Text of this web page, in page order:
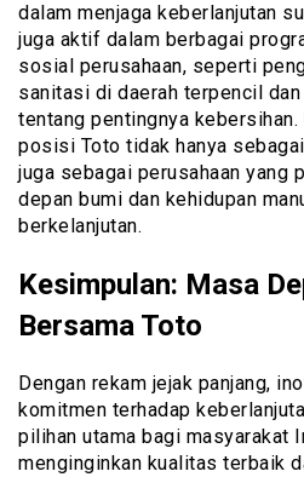
dalam menjaga keberlanjutan
juga aktif dalam berbagai
sosial perusahaan, seperti
sanitasi di daerah terpencil
tentang pentingnya
posisi Toto tidak hanya
juga sebagai perusahaan yang
depan bumi dan kehidupan
berkelanjutan.
Kesimpulan: Masa
Bersama Toto
Dengan rekam jejak panjang,
komitmen terhadap
pilihan utama bagi masyarakat
menginginkan kualitas terbaik